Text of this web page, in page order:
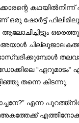
ഷോർട്ട്
അയാൾ
തന്നെ കിടന്നു.
എന്ന